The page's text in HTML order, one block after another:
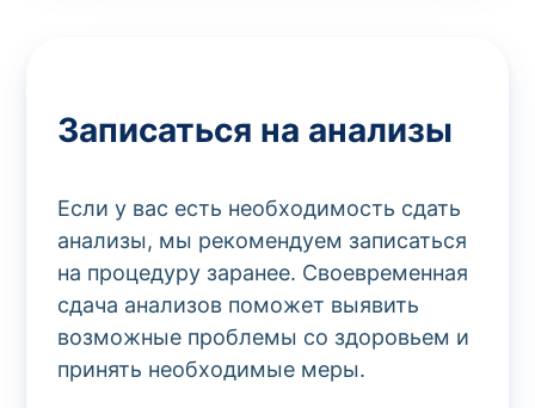
Записаться на анализы
Если у вас есть необходимость сдать
анализы, мы рекомендуем записаться
на процедуру заранее. Своевременная
сдача анализов поможет выявить
возможные проблемы со здоровьем и
принять необходимые меры.